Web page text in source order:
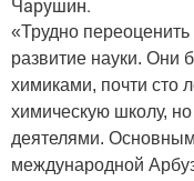
Чарушин.
«Трудно
развитие науки. Они
химиками, почти сто
химическую школу,
деятелями.
международной